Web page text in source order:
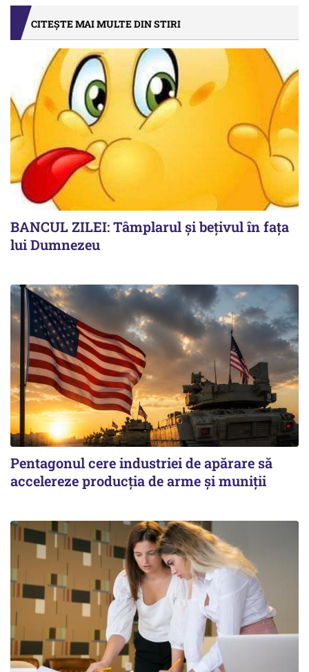
CITEȘTE MAI MULTE DIN STIRI
BANCUL ZILEI: Tâmplarul și bețivul în fața
lui Dumnezeu
Pentagonul cere industriei de apărare să
accelereze producția de arme și muniții